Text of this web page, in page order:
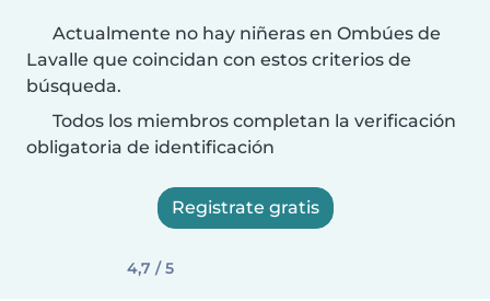
Actualmente no hay niñeras en Ombúes de
Lavalle que coincidan con estos criterios de
búsqueda.
Todos los miembros completan la verificación
obligatoria de identificación
Registrate gratis
4,7 / 5